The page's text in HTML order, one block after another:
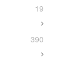
19
390